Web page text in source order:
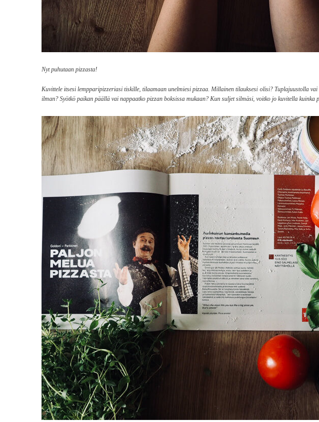
Nyt puhutaan pizzasta!
Kuvittele itsesi lempparipizzeriasi tiskille, tilaamaan unelmiesi pizzaa. Millainen tilauksesi olisi? Tuplajuustolla
ilman? Syötkö paikan päällä vai nappaatko pizzan boksissa mukaan? Kun suljet silmäsi, voitko jo kuvitella kuinka